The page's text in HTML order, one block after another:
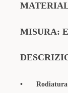
MISURA:
• Rodiatura